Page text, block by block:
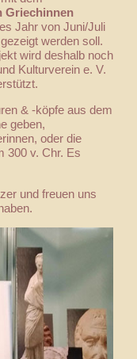
Griechinnen
Jahr von Juni/Juli
werden soll.
wird deshalb noch
Kulturverein e. V.
& -köpfe aus dem
geben,
oder die
300 v. Chr. Es
und freuen uns